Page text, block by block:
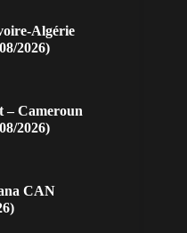
Algérie
2026)
– Cameroun
2026)
CAN